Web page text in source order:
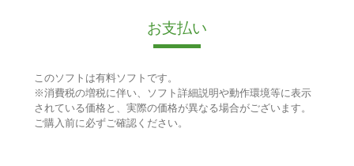
お支払い
このソフトは有料ソフトです。
※消費税の増税に伴い、ソフト詳細説明や動作環境等に表示
されている価格と、実際の価格が異なる場合がございます。
ご購入前に必ずご確認ください。